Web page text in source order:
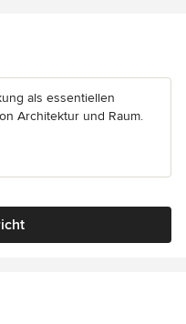
als essentiellen
Architektur und Raum.